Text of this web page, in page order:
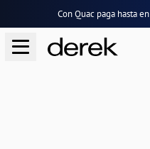
Con Quac paga hasta en